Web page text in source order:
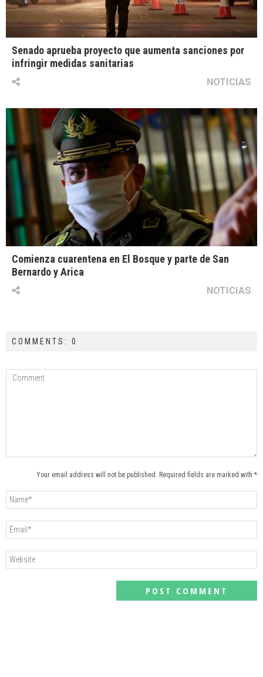
Senado aprueba proyecto que aumenta sanciones por
infringir medidas sanitarias
NOTICIAS
Comienza cuarentena en El Bosque y parte de San
Bernardo y Arica
NOTICIAS
COMMENTS: 0
Your email address will not be published. Required fields are marked with *